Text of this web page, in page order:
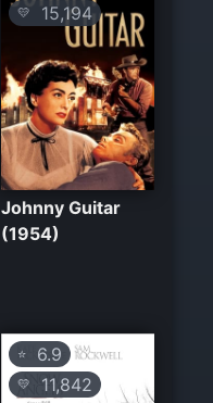
💛 15,194
Johnny Guitar
(1954)
⭐ 6.9
💛 11,842